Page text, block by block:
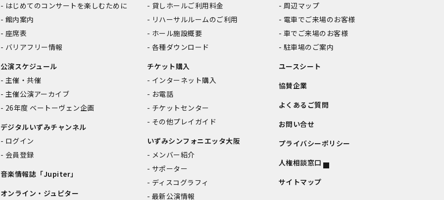
はじめてのコンサートを楽しむために
館内案内
座席表
バリアフリー情報
公演スケジュール
主催・共催
主催公演アーカイブ
26年度 ベートーヴェン企画
デジタルいずみチャンネル
ログイン
会員登録
音楽情報誌「Jupiter」
オンライン・ジュピター
貸しホールご利用料金
リハーサルルームのご利用
ホール施設概要
各種ダウンロード
チケット購入
インターネット購入
お電話
チケットセンター
その他プレイガイド
いずみシンフォニエッタ大阪
メンバー紹介
サポーター
ディスコグラフィ
最新公演情報
周辺マップ
電車でご来場のお客様
車でご来場のお客様
駐車場のご案内
ユースシート
協賛企業
よくあるご質問
お問い合せ
プライバシーポリシー
人権相談窓口
サイトマップ